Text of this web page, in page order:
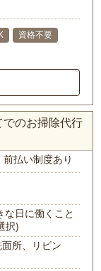
資格不要
のお掃除代行
前払い制度あり
な日に働くこと
択)
所、リビン